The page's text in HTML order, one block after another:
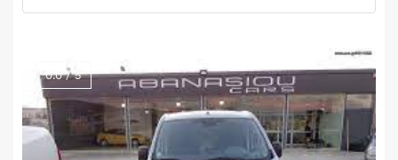
0.0 / 5